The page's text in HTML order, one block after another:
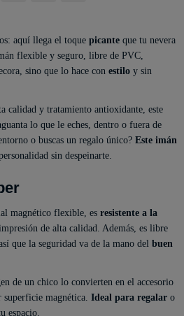
aquí llega el toque picanteque tu nevera
flexible y seguro, libre de PVC,
sino que lo hace con estiloy sin
calidad y tratamiento antioxidante, este
lo que le eches, dentro o fuera de
o buscas un regalo único? Este imán
sin despeinarte.
magnético flexible, es resistente a la
de alta calidad. Además, es libre
que la seguridad va de la mano del buen
de un chico lo convierten en el accesorio
superficie magnética. Ideal para regalaro
espacio.